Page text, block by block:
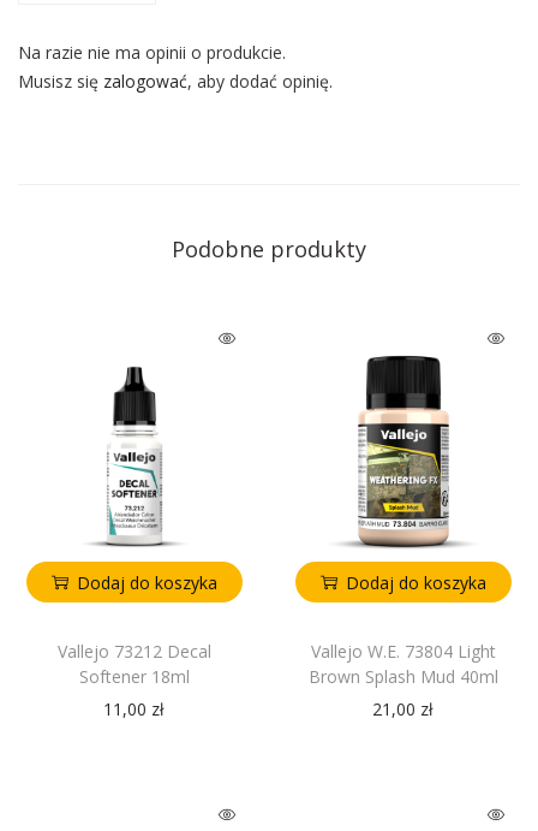
Na razie nie ma opinii o produkcie.
Musisz się zalogować, aby dodać opinię.
Podobne produkty
Dodaj do koszyka
Vallejo 73212 Decal
Softener 18ml
11,00 zł
Dodaj do koszyka
Vallejo W.E. 73804 Light
Brown Splash Mud 40ml
21,00 zł